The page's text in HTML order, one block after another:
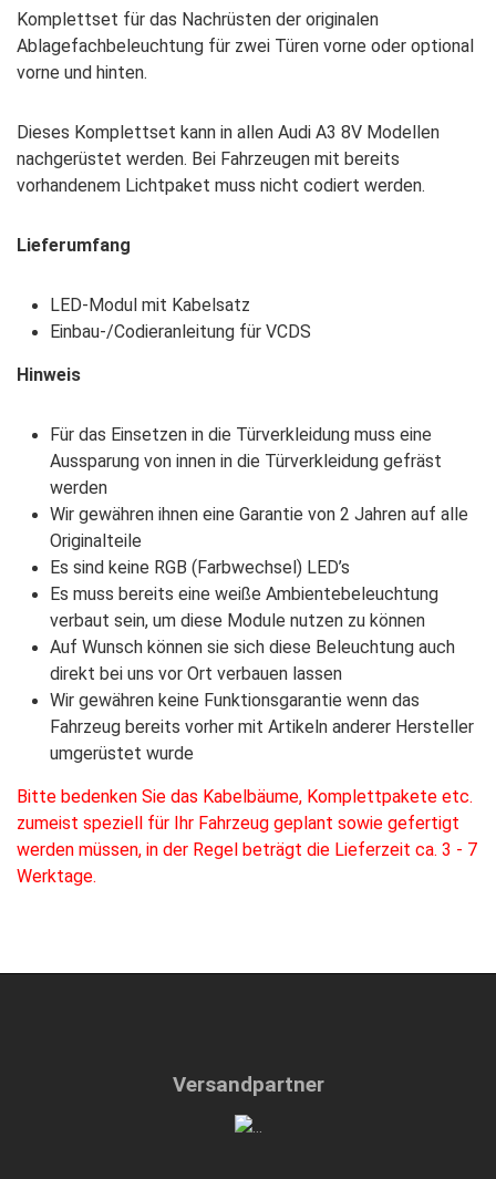
Komplettset für das Nachrüsten der originalen
Ablagefachbeleuchtung für zwei Türen vorne oder optional
vorne und hinten.
Dieses Komplettset kann in allen Audi A3 8V Modellen
nachgerüstet werden. Bei Fahrzeugen mit bereits
vorhandenem Lichtpaket muss nicht codiert werden.
Lieferumfang
LED-Modul mit Kabelsatz
Einbau-/Codieranleitung für VCDS
Hinweis
Für das Einsetzen in die Türverkleidung muss eine
Aussparung von innen in die Türverkleidung gefräst
werden
Wir gewähren ihnen eine Garantie von 2 Jahren auf alle
Originalteile
Es sind keine RGB (Farbwechsel) LED’s
Es muss bereits eine weiße Ambientebeleuchtung
verbaut sein, um diese Module nutzen zu können
Auf Wunsch können sie sich diese Beleuchtung auch
direkt bei uns vor Ort verbauen lassen
Wir gewähren keine Funktionsgarantie wenn das
Fahrzeug bereits vorher mit Artikeln anderer Hersteller
umgerüstet wurde
Bitte bedenken Sie das Kabelbäume, Komplettpakete etc.
zumeist speziell für Ihr Fahrzeug geplant sowie gefertigt
werden müssen, in der Regel beträgt die Lieferzeit ca. 3 - 7
Werktage.
Versandpartner